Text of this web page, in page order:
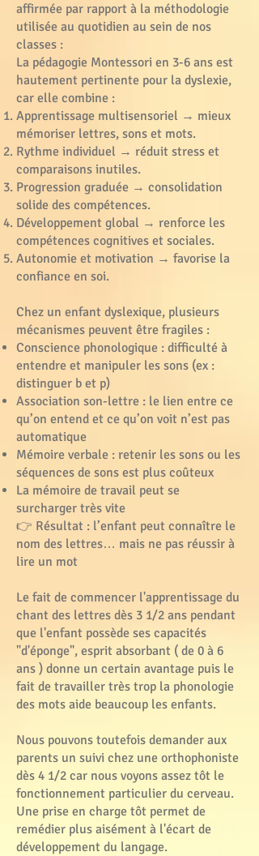
affirmée par rapport à la méthodologie
utilisée au quotidien au sein de nos
classes :
La pédagogie Montessori en 3-6 ans est
hautement pertinente pour la dyslexie,
car elle combine :
Apprentissage multisensoriel → mieux
mémoriser lettres, sons et mots.
Rythme individuel → réduit stress et
comparaisons inutiles.
Progression graduée → consolidation
solide des compétences.
Développement global → renforce les
compétences cognitives et sociales.
Autonomie et motivation → favorise la
confiance en soi.
Chez un enfant dyslexique, plusieurs
mécanismes peuvent être fragiles :
Conscience phonologique : difficulté à
entendre et manipuler les sons (ex :
distinguer b et p)
Association son-lettre : le lien entre ce
qu’on entend et ce qu’on voit n’est pas
automatique
Mémoire verbale : retenir les sons ou les
séquences de sons est plus coûteux
La mémoire de travail peut se
surcharger très vite
👉 Résultat : l’enfant peut connaître le
nom des lettres… mais ne pas réussir à
lire un mot
Le fait de commencer l'apprentissage du
chant des lettres dès 3 1/2 ans pendant
que l'enfant possède ses capacités
"d'éponge", esprit absorbant ( de 0 à 6
ans ) donne un certain avantage puis le
fait de travailler très trop la phonologie
des mots aide beaucoup les enfants.
Nous pouvons toutefois demander aux
parents un suivi chez une orthophoniste
dès 4 1/2 car nous voyons assez tôt le
fonctionnement particulier du cerveau.
Une prise en charge tôt permet de
remédier plus aisément à l'écart de
développement du langage.